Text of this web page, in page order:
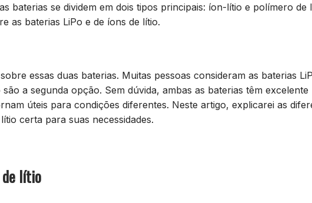
baterias se dividem em dois tipos principais: íon-lítio e polímero de
as baterias LiPo e de íons de lítio.
essas duas baterias. Muitas pessoas consideram as baterias
a segunda opção. Sem dúvida, ambas as baterias têm excelente
úteis para condições diferentes. Neste artigo, explicarei as
certa para suas necessidades.
de lítio